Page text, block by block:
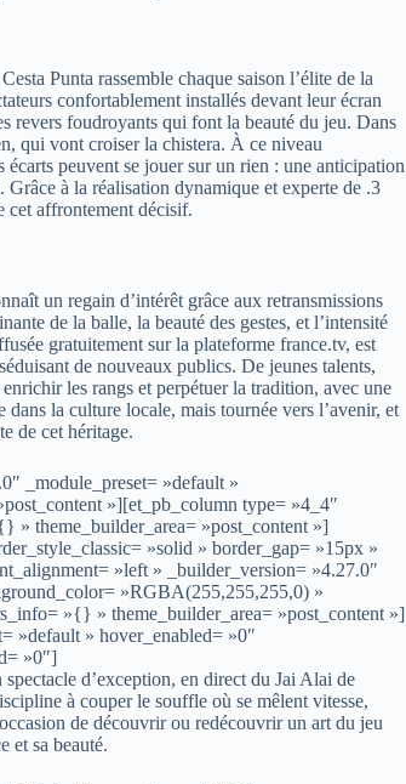
Punta rassemble chaque saison l’élite de la
confortablement installés devant leur écran
revers foudroyants qui font la beauté du jeu. Dans
qui vont croiser la chistera. À ce niveau
peuvent se jouer sur un rien : une anticipation
à la réalisation dynamique et experte de .3
cet affrontement décisif.
un regain d’intérêt grâce aux retransmissions
de la balle, la beauté des gestes, et l’intensité
gratuitement sur la plateforme france.tv, est
de nouveaux publics. De jeunes talents,
les rangs et perpétuer la tradition, avec une
dans la culture locale, mais tournée vers l’avenir, et
de cet héritage.
_module_preset= »default »
»][et_pb_column type= »4_4″
» theme_builder_area= »post_content »]
»solid » border_gap= »15px »
»left » _builder_version= »4.27.0″
»RGBA(255,255,255,0) »
»{} » theme_builder_area= »post_content »]
»default » hover_enabled= »0″
»0″]
d’exception, en direct du Jai Alai de
à couper le souffle où se mêlent vitesse,
de découvrir ou redécouvrir un art du jeu
et sa beauté.